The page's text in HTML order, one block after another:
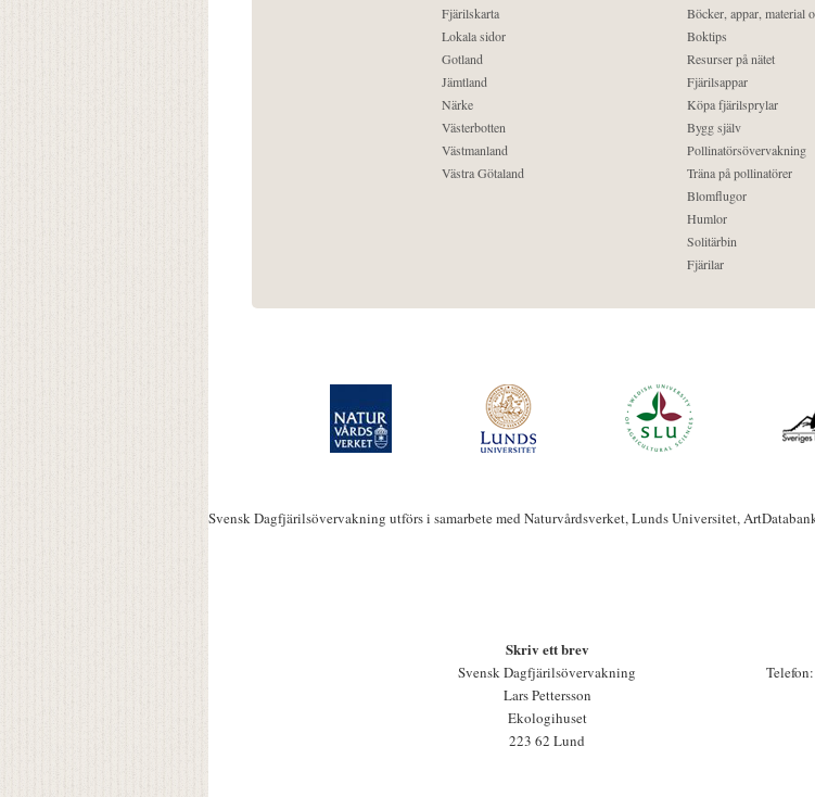
Fjärilskarta
Lokala sidor
Gotland
Jämtland
Närke
Västerbotten
Västmanland
Västra Götaland
Böcker, appar, material
Boktips
Resurser på nätet
Fjärilsappar
Köpa fjärilsprylar
Bygg själv
Pollinatörsövervakning
Träna på pollinatörer
Blomflugor
Humlor
Solitärbin
Fjärilar
Svensk Dagfjärilsövervakning utförs i samarbete med Naturvårdsverket, Lunds Universitet,
Skriv ett brev
Svensk Dagfjärilsövervakning
Lars Pettersson
Ekologihuset
223 62 Lund